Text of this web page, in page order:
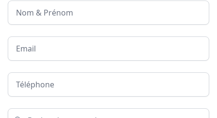
Nom & Prénom
Email
Téléphone
Adresse